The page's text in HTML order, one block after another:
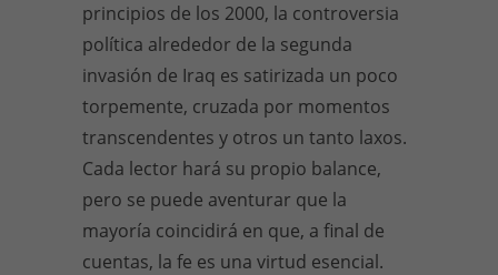
principios de los 2000, la controversia
política alrededor de la segunda
invasión de Iraq es satirizada un poco
torpemente, cruzada por momentos
transcendentes y otros un tanto laxos.
Cada lector hará su propio balance,
pero se puede aventurar que la
mayoría coincidirá en que, a final de
cuentas, la fe es una virtud esencial.